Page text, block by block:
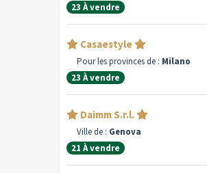
23 À vendre
Casaestyle
Pour les provinces de : Milano
23 À vendre
Daimm S.r.l.
Ville de : Genova
21 À vendre